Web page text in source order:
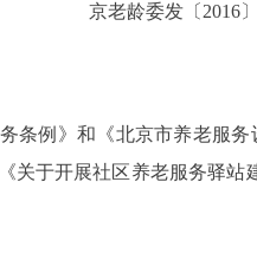
京老龄委发〔2016
例》和《北京市养老服务
关于开展社区养老服务驿